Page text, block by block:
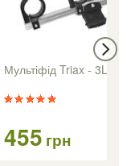
Мультіфід Triax - 3LNB
455 грн